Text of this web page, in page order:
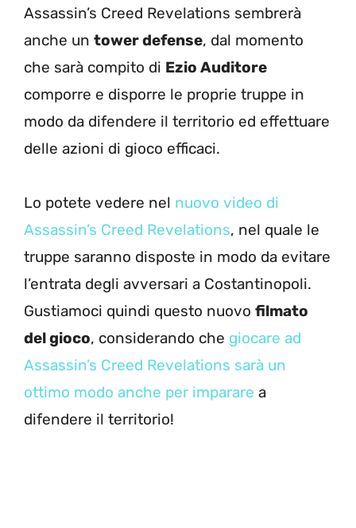
Assassin’s Creed Revelations sembrerà
anche un tower defense, dal momento
che sarà compito di Ezio Auditore
comporre e disporre le proprie truppe in
modo da difendere il territorio ed effettuare
delle azioni di gioco efficaci.
Lo potete vedere nel nuovo video di
Assassin’s Creed Revelations, nel quale le
truppe saranno disposte in modo da evitare
l’entrata degli avversari a Costantinopoli.
Gustiamoci quindi questo nuovo filmato
del gioco, considerando che giocare ad
Assassin’s Creed Revelations sarà un
ottimo modo anche per imparare a
difendere il territorio!